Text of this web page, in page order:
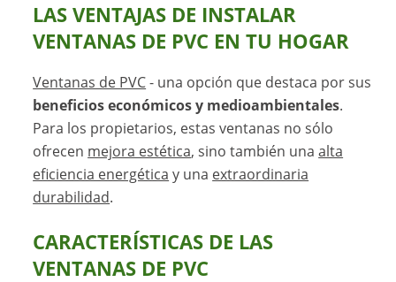
LAS VENTAJAS DE INSTALAR
VENTANAS DE PVC EN TU HOGAR
Ventanas de PVC- una opción que destaca por sus
beneficios económicos y medioambientales.
Para los propietarios, estas ventanas no sólo
ofrecen mejora estética, sino también unaalta
eficiencia energética y una extraordinaria
durabilidad.
CARACTERÍSTICAS DE LAS
VENTANAS DE PVC